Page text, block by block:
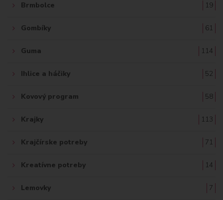
Brmbolce 19
Gombíky 61
Guma 114
Ihlice a háčiky 52
Kovový program 58
Krajky 113
Krajčírske potreby 71
Kreatívne potreby 14
Lemovky 7